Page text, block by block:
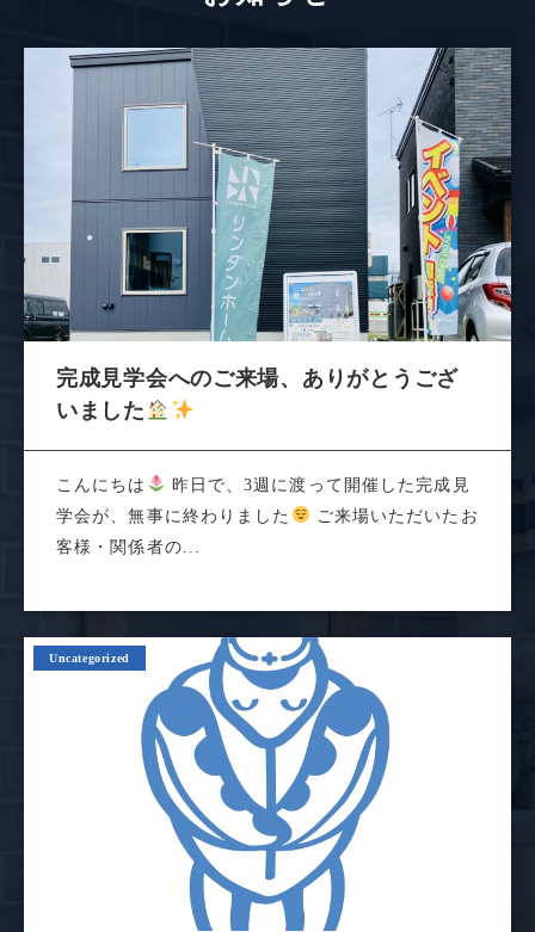
完成見学会へのご来場、ありがとうござ
いました
こんにちは
昨日で、3週に渡って開催した完成見
学会が、無事に終わりました
ご来場いただいたお
客様・関係者の...
Uncategorized